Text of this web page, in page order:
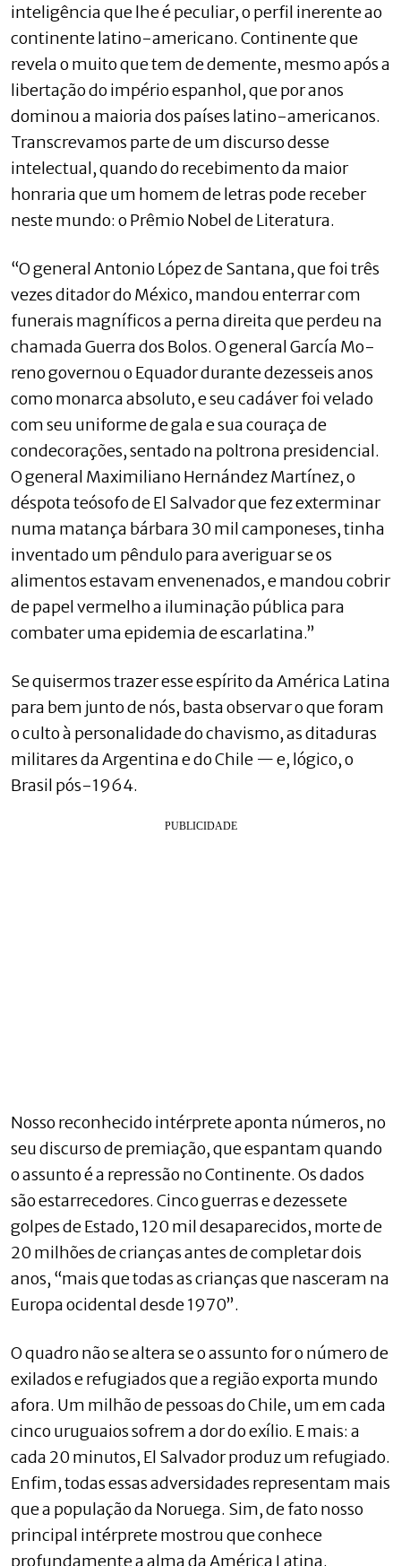
inteligência que lhe é peculiar, o perfil inerente ao
continente latino-americano. Continente que
revela o muito que tem de demente, mesmo após a
libertação do império espanhol, que por anos
dominou a maioria dos países latino-americanos.
Trans­crevamos parte de um discurso desse
intelectual, quando do recebimento da maior
honraria que um homem de letras pode receber
neste mundo: o Prêmio Nobel de Literatura.
“O general Antonio López de Santana, que foi três
vezes ditador do México, mandou enterrar com
funerais magníficos a perna direita que perdeu na
chamada Guerra dos Bolos. O general García Mo­
reno governou o Equador durante dezesseis anos
como monarca absoluto, e seu cadáver foi velado
com seu uniforme de gala e sua couraça de
condecorações, sentado na poltrona presidencial.
O general Maximiliano Hernández Martínez, o
déspota teósofo de El Salvador que fez exterminar
numa matança bárbara 30 mil camponeses, tinha
inventado um pêndulo para averiguar se os
alimentos estavam envenenados, e mandou cobrir
de papel vermelho a iluminação pública para
combater uma epidemia de escarlatina.”
Se quisermos trazer esse espírito da América Latina
para bem junto de nós, basta observar o que foram
o culto à personalidade do chavismo, as ditaduras
militares da Argentina e do Chile — e, lógico, o
Brasil pós-1964.
Nosso reconhecido intérprete aponta números, no
seu discurso de premiação, que espantam quando
o assunto é a repressão no Continente. Os dados
são estarrecedores. Cinco guerras e dezessete
golpes de Estado, 120 mil desaparecidos, morte de
20 milhões de crianças antes de completar dois
anos, “mais que todas as crianças que nasceram na
Europa ocidental desde 1970”.
O quadro não se altera se o assunto for o número de
exilados e refugiados que a região exporta mundo
afora. Um milhão de pessoas do Chile, um em cada
cinco uruguaios sofrem a dor do exílio. E mais: a
cada 20 minutos, El Salvador produz um refugiado.
Enfim, todas essas adversidades representam mais
que a população da Noruega. Sim, de fato nosso
principal intérprete mostrou que conhece
profundamente a alma da América Latina.